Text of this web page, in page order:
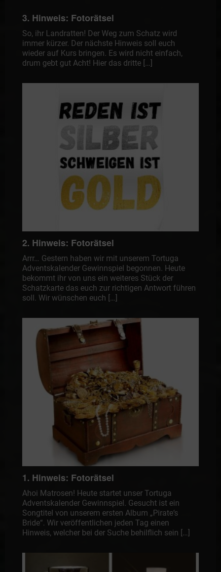
3. Hinweis: Fotorätsel
So, ihr Landratten! Der Weg zum Schatz wird
immer kürzer. Der nächste Hinweis soll euch
wieder auf Kurs bringen. Es wird nicht einfach,
drum gebt gut Acht! Hier das dritte […]
2. Hinweis: Fotorätsel
Arrr… Gestern haben wir mit unserem Tortuga
Adventskalender Gewinnspiel begonnen. Heute
bekommt ihr von uns ein weiteres Stück der
Schatzkarte das euch zur richtigen Antwort führen
soll. Wir wünschen euch […]
1. Hinweis: Fotorätsel
Ahoi Matrosen! Heute startet unser Tortuga
Adventskalender Gewinnspiel. Gesucht ist ein
Songtitel von unserem ersten Album „Pirate‘s
Bride“. Wir veröffentlichen jeden Tag einen
Hinweis, welcher bei der Suche behilflich sein […]